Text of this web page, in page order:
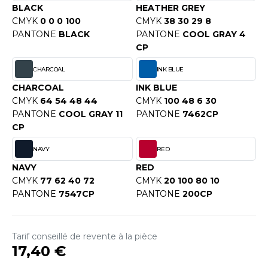
SHIRT
SHIRT
PROFESSIONNELLE
- BLOUSON
COOL
T'S
SERIE
BLACK
CMYK 0 0 0 100
PANTONE BLACK
HEATHER GREY
CMYK 38 30 29 8
PANTONE COOL GRAY 4
CP
CHARCOAL
CHARCOAL
CMYK 64 54 48 44
PANTONE COOL GRAY 11
CP
INK BLUE
INK BLUE
CMYK 100 48 6 30
PANTONE 7462CP
NAVY
NAVY
CMYK 77 62 40 72
PANTONE 7547CP
RED
RED
CMYK 20 100 80 10
PANTONE 200CP
Tarif conseillé de revente à la pièce
17,40 €